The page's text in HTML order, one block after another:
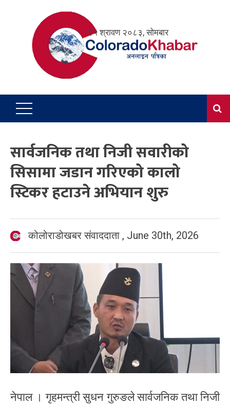
२५ श्रावण २०८३, सोमबार
सार्वजनिक तथा निजी सवारीको
सिसामा जडान गरिएको कालो
स्टिकर हटाउने अभियान शुरु
कोलोराडोखबर संवाददाता , June 30th, 2026
नेपाल । गृहमन्त्री सुधन गुरुङले सार्वजनिक तथा निजी